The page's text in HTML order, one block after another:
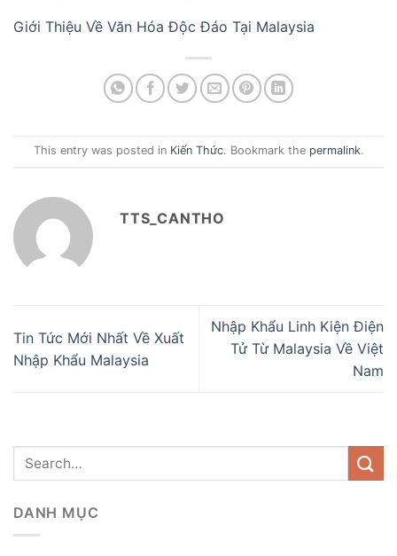
Giới Thiệu Về Văn Hóa Độc Đáo Tại Malaysia
This entry was posted in Kiến Thức. Bookmark the permalink.
TTS_CANTHO
Tin Tức Mới Nhất Về Xuất
Nhập Khẩu Malaysia
Nhập Khẩu Linh Kiện Điện
Tử Từ Malaysia Về Việt
Nam
DANH MỤC